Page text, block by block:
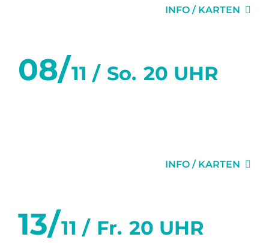
INFO / KARTEN
08/11 / So. 20 UHR
INFO / KARTEN
13/11 / Fr. 20 UHR